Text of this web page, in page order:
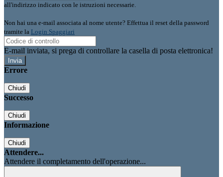
all'indirizzo indicato con le istruzioni necessarie.
Non hai una e-mail associata al nome utente? Effettua il reset della password
tramite la Login Spaggiari
E-mail inviata, si prega di controllare la casella di posta elettronica!
Errore
Chiudi
Successo
Chiudi
Informazione
Chiudi
Attendere...
Attendere il completamento dell'operazione...